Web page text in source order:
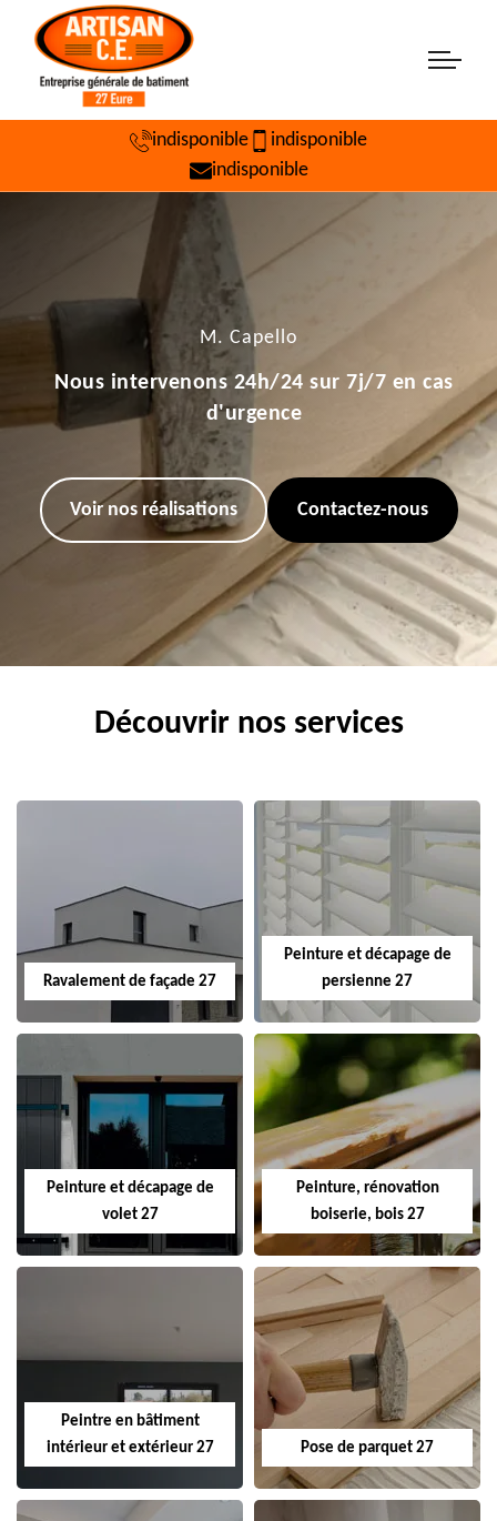
indisponible
indisponible
indisponible
M. Capello
Nous intervenons 24h/24 sur 7j/7 en cas
d'urgence
Voir nos réalisations Contactez-nous
Découvrir nos services
Ravalement de façade 27
Peinture et décapage de
persienne 27
Peinture et décapage de
volet 27
Peinture, rénovation
boiserie, bois 27
Peintre en bâtiment
intérieur et extérieur 27
Pose de parquet 27